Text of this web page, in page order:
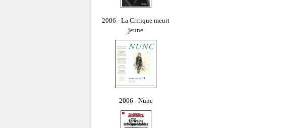
2006 - La Critique meurt
jeune
2006 - Nunc